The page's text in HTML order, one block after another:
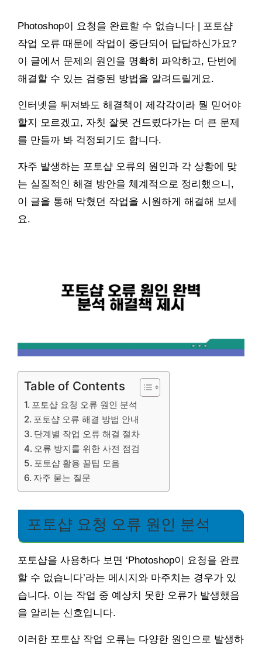
Photoshop이 요청을 완료할 수 없습니다 | 포토샵
작업 오류 때문에 작업이 중단되어 답답하신가요?
이 글에서 문제의 원인을 명확히 파악하고, 단번에
해결할 수 있는 검증된 방법을 알려드릴게요.
인터넷을 뒤져봐도 해결책이 제각각이라 뭘 믿어야
할지 모르겠고, 자칫 잘못 건드렸다가는 더 큰 문제
를 만들까 봐 걱정되기도 합니다.
자주 발생하는 포토샵 오류의 원인과 각 상황에 맞
는 실질적인 해결 방안을 체계적으로 정리했으니,
이 글을 통해 막혔던 작업을 시원하게 해결해 보세
요.
Table of Contents
포토샵 요청 오류 원인 분석
포토샵 오류 해결 방법 안내
단계별 작업 오류 해결 절차
오류 방지를 위한 사전 점검
포토샵 활용 꿀팁 모음
자주 묻는 질문
포토샵 요청 오류 원인 분석
포토샵을 사용하다 보면 ‘Photoshop이 요청을 완료
할 수 없습니다’라는 메시지와 마주치는 경우가 있
습니다. 이는 작업 중 예상치 못한 오류가 발생했음
을 알리는 신호입니다.
이러한 포토샵 작업 오류는 다양한 원인으로 발생하